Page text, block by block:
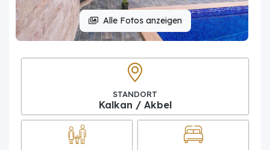
Alle Fotos anzeigen
STANDORT
Kalkan / Akbel